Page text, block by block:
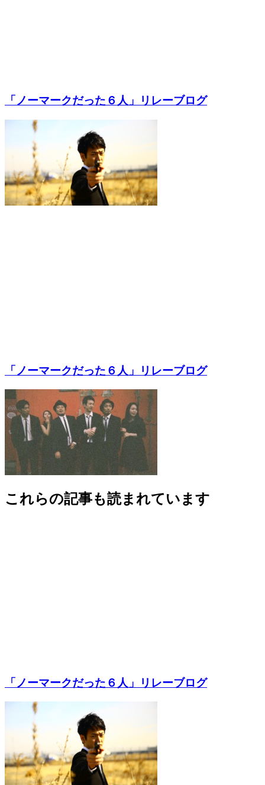
「ノーマークだった６人」リレーブログ
「ノーマークだった６人」リレーブログ
これらの記事も読まれています
「ノーマークだった６人」リレーブログ